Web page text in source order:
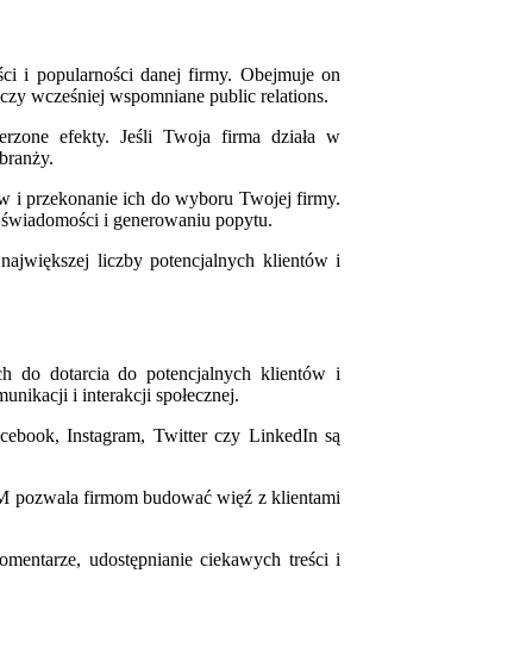
i popularności danej firmy. Obejmuje on
wcześniej wspomniane public relations.
efekty. Jeśli Twoja firma działa w
i przekonanie ich do wyboru Twojej firmy.
i generowaniu popytu.
liczby potencjalnych klientów i
do dotarcia do potencjalnych klientów i
i interakcji społecznej.
Instagram, Twitter czy LinkedIn są
pozwala firmom budować więź z klientami
udostępnianie ciekawych treści i